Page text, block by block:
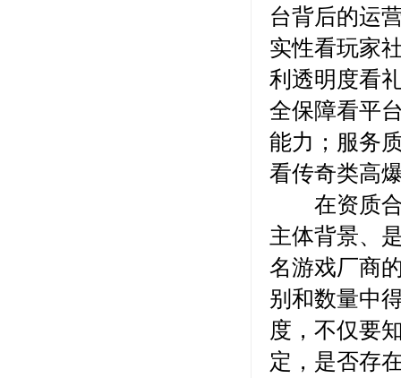
台背后的运
实性看玩家
利透明度看
全保障看平
能力；服务
看传奇类高
在资质合
主体背景、
名游戏厂商
别和数量中
度，不仅要
定，是否存